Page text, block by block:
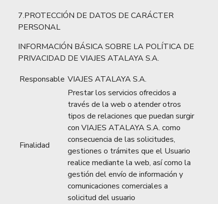
7.PROTECCIÓN DE DATOS DE CARÁCTER
PERSONAL
INFORMACIÓN BÁSICA SOBRE LA POLÍTICA DE
PRIVACIDAD DE VIAJES ATALAYA S.A.
Responsable VIAJES ATALAYA S.A.
Finalidad
Prestar los servicios ofrecidos a
través de la web o atender otros
tipos de relaciones que puedan surgir
con VIAJES ATALAYA S.A. como
consecuencia de las solicitudes,
gestiones o trámites que el Usuario
realice mediante la web, así como la
gestión del envío de información y
comunicaciones comerciales a
solicitud del usuario